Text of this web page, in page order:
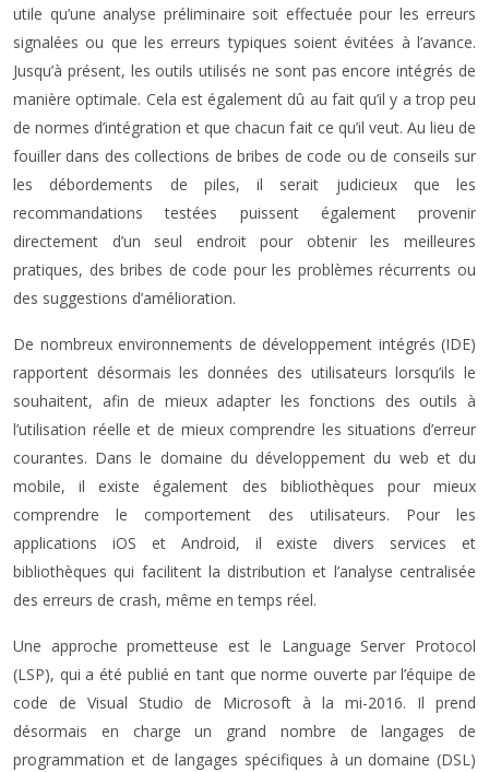
utile qu’une analyse préliminaire soit effectuée pour les erreurs
signalées ou que les erreurs typiques soient évitées à l’avance.
Jusqu’à présent, les outils utilisés ne sont pas encore intégrés de
manière optimale. Cela est également dû au fait qu’il y a trop peu
de normes d’intégration et que chacun fait ce qu’il veut. Au lieu de
fouiller dans des collections de bribes de code ou de conseils sur
les débordements de piles, il serait judicieux que les
recommandations testées puissent également provenir
directement d’un seul endroit pour obtenir les meilleures
pratiques, des bribes de code pour les problèmes récurrents ou
des suggestions d’amélioration.
De nombreux environnements de développement intégrés (IDE)
rapportent désormais les données des utilisateurs lorsqu’ils le
souhaitent, afin de mieux adapter les fonctions des outils à
l’utilisation réelle et de mieux comprendre les situations d’erreur
courantes. Dans le domaine du développement du web et du
mobile, il existe également des bibliothèques pour mieux
comprendre le comportement des utilisateurs. Pour les
applications iOS et Android, il existe divers services et
bibliothèques qui facilitent la distribution et l’analyse centralisée
des erreurs de crash, même en temps réel.
Une approche prometteuse est le Language Server Protocol
(LSP), qui a été publié en tant que norme ouverte par l’équipe de
code de Visual Studio de Microsoft à la mi-2016. Il prend
désormais en charge un grand nombre de langages de
programmation et de langages spécifiques à un domaine (DSL)